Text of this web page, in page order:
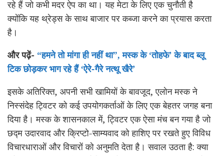
रहे हैं जो कभी मदर ऐप का था। यह मेटा के लिए एक चुनौती है
क्योंकि यह थ्रेड्स के साथ बाजार पर कब्जा करने का प्रयास करता
है।
और पढ़ें- “हमने तो मांगा ही नहीं था”, मस्क के ‘तोहफे’ के बाद ब्लू
टिक छोड़कर भाग रहे हैं ‘ऐरे-गैरे नत्थू खैरे’
इसके अतिरिक्त, अपनी सभी खामियों के बावजूद, एलोन मस्क ने
निस्संदेह ट्विटर को कई उपयोगकर्ताओं के लिए एक बेहतर जगह बना
दिया है। मस्क के शासनकाल में, ट्विटर एक ऐसा मंच बन गया है जो
छद्म उदारवाद और क्रिप्टो-साम्यवाद को हाशिए पर रखते हुए विविध
विचारधाराओं और विचारों को अनुमति देता है। सवाल उठता है: क्या